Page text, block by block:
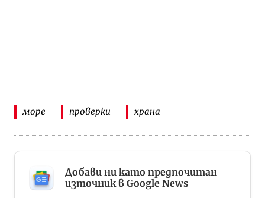
море проверки храна
Добави ни като предпочитан
източник в Google News